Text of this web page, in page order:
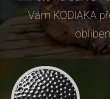
Vám KODIAKA